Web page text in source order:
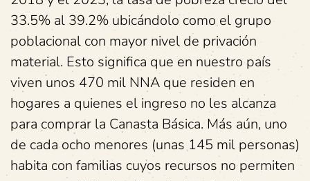
33.5% al 39.2% ubicándolo como el grupo
poblacional con mayor nivel de privación
material. Esto significa que en nuestro país
viven unos 470 mil NNA que residen en
hogares a quienes el ingreso no les alcanza
para comprar la Canasta Básica. Más aún, uno
de cada ocho menores (unas 145 mil personas)
habita con familias cuyos recursos no permiten